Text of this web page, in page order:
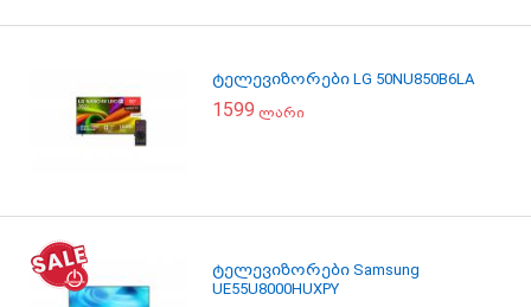
ტელევიზორები LG 50NU850B6LA
1599 ლარი
ტელევიზორები Samsung
UE55U8000HUXPY